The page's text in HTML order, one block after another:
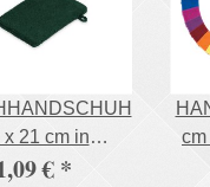
x 21 cm in
Farben
€ *